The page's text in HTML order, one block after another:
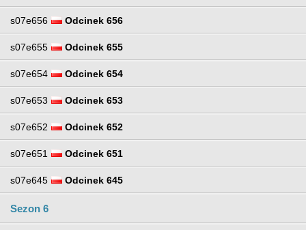
s07e656 Odcinek 656
s07e655 Odcinek 655
s07e654 Odcinek 654
s07e653 Odcinek 653
s07e652 Odcinek 652
s07e651 Odcinek 651
s07e645 Odcinek 645
Sezon 6